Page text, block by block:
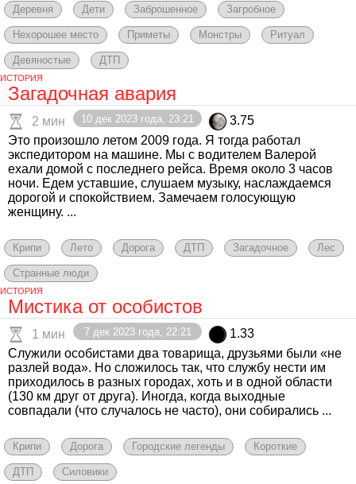
Деревня Дети Заброшенное Загробное
Нехорошее место Приметы Монстры Ритуал
Девяностые ДТП
ИСТОРИЯ
Загадочная авария
2 мин 10 дек 2023 года, 23:21
3.75
Это произошло летом 2009 года. Я тогда работал
экспедитором на машине. Мы с водителем Валерой
ехали домой с последнего рейса. Время около 3 часов
ночи. Едем уставшие, слушаем музыку, наслаждаемся
дорогой и спокойствием. Замечаем голосующую
женщину. ...
Крипи Лето Дорога ДТП Загадочное Лес
Странные люди
ИСТОРИЯ
Мистика от особистов
1 мин 7 дек 2023 года, 22:21
1.33
Служили особистами два товарища, друзьями были «не
разлей вода». Но сложилось так, что службу нести им
приходилось в разных городах, хоть и в одной области
(130 км друг от друга). Иногда, когда выходные
совпадали (что случалось не часто), они собирались ...
Крипи Дорога Городские легенды Короткие
ДТП Силовики